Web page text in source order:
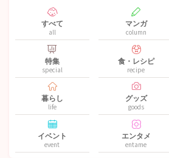
すべて
all
マンガ
column
特集
special
食・レシピ
recipe
暮らし
life
グッズ
goods
イベント
event
エンタメ
entame